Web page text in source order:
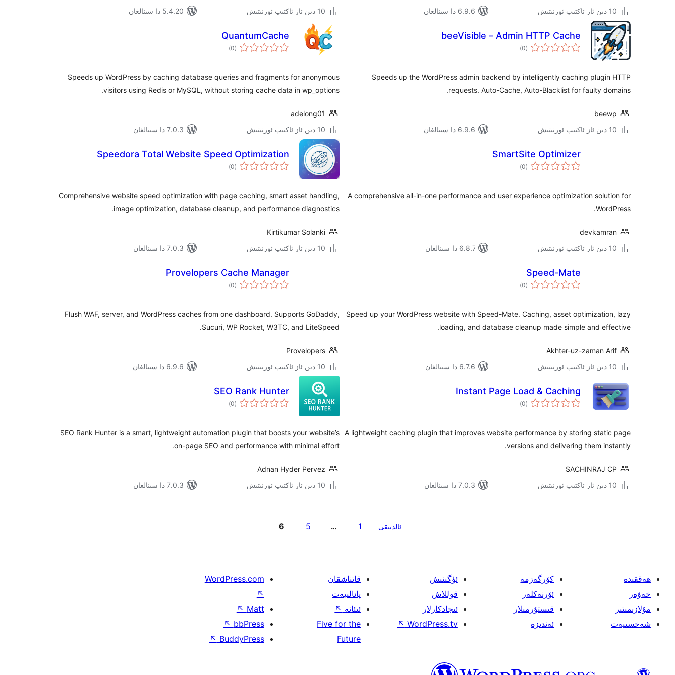
10 دىن ئاز ئاكتىپ ئورنىتىش 6.9.6 دا سىنالغان 10 دىن ئاز ئاكتىپ ئورنىتىش 5.4.20 دا سىنالغان
beeVisible – Admin HTTP Cache
(0 ئومۇمىي
دەرىجە
)
Speeds up the WordPress admin backend by intelligently caching plugin HTTP
requests. Auto-Cache, Auto-Blacklist for faulty domains.
beewp
10 دىن ئاز ئاكتىپ ئورنىتىش
6.9.6 دا سىنالغان
QuantumCache
(0 ئومۇمىي
دەرىجە
)
Speeds up WordPress by caching database queries and fragments for anonymous
visitors using Redis or MySQL, without storing cache data in wp_options.
adelong01
10 دىن ئاز ئاكتىپ ئورنىتىش
7.0.3 دا سىنالغان
SmartSite Optimizer
(0 ئومۇمىي
دەرىجە
)
A comprehensive all-in-one performance and user experience optimization solution for
WordPress.
devkamran
10 دىن ئاز ئاكتىپ ئورنىتىش
6.8.7 دا سىنالغان
Speedora Total Website Speed Optimization
(0 ئومۇمىي
دەرىجە
)
Comprehensive website speed optimization with page caching, smart asset handling,
image optimization, database cleanup, and performance diagnostics.
Kirtikumar Solanki
10 دىن ئاز ئاكتىپ ئورنىتىش
7.0.3 دا سىنالغان
Speed-Mate
(0 ئومۇمىي
دەرىجە
)
Speed up your WordPress website with Speed-Mate. Caching, asset optimization, lazy
loading, and database cleanup made simple and effective.
Akhter-uz-zaman Arif
10 دىن ئاز ئاكتىپ ئورنىتىش
6.7.6 دا سىنالغان
Provelopers Cache Manager
(0 ئومۇمىي
دەرىجە
)
Flush WAF, server, and WordPress caches from one dashboard. Supports GoDaddy,
Sucuri, WP Rocket, W3TC, and LiteSpeed.
Provelopers
10 دىن ئاز ئاكتىپ ئورنىتىش
6.9.6 دا سىنالغان
Instant Page Load & Caching
(0 ئومۇمىي
دەرىجە
)
A lightweight caching plugin that improves website performance by storing static page
versions and delivering them instantly.
SACHINRAJ CP
10 دىن ئاز ئاكتىپ ئورنىتىش
7.0.3 دا سىنالغان
SEO Rank Hunter
(0 ئومۇمىي
دەرىجە
)
SEO Rank Hunter is a smart, lightweight automation plugin that boosts your website’s
on-page SEO and performance with minimal effort.
Adnan Hyder Pervez
10 دىن ئاز ئاكتىپ ئورنىتىش
7.0.3 دا سىنالغان
ئالدىنقى 1
…
5
6
ھەققىدە
خەۋەر
مۇلازىمىتىر
شەخسىيەت
كۆرگەزمە
ئۆرنەكلەر
قىستۇرمىلار
ئەندىزە
ئۈگىنىش
قوللاش
ئىجادكارلار
WordPress.tv
↖
قاتناشقان
پائالىيەت
ئىئانە ↖
Five for the
Future
WordPress.com
↖
Matt
↖
bbPress
↖
BuddyPress
↖